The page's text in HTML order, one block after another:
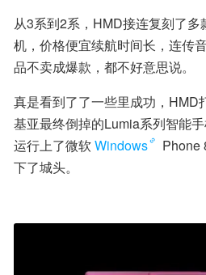
从3系到2系，HMD接连复刻了
机，价格便宜续航时间长，连传
品不卖成爆款，都不好意思说。
真是看到了了一些里成功，HMD
基亚最终倒掉的Lumia系列智能
运行上了微软Windows
Phone
下了城头。